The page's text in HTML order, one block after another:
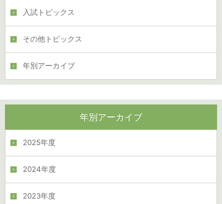
入試トピックス
その他トピックス
年別アーカイブ
年別アーカイブ
2025年度
2024年度
2023年度